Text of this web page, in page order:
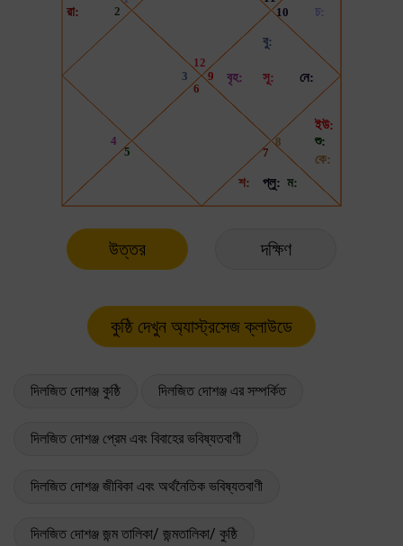
উত্তর দক্ষিণ
দিলজিত দোশঞ্জ কুষ্ঠি দিলজিত দোশঞ্জ এর সম্পর্কিত
দিলজিত দোশঞ্জ প্রেম এবং বিবাহের ভবিষ্যতবাণী
দিলজিত দোশঞ্জ জীবিকা এবং অর্থনৈতিক ভবিষ্যতবাণী
দিলজিত দোশঞ্জ জন্ম তালিকা/ জন্মতালিকা/ কুষ্ঠি